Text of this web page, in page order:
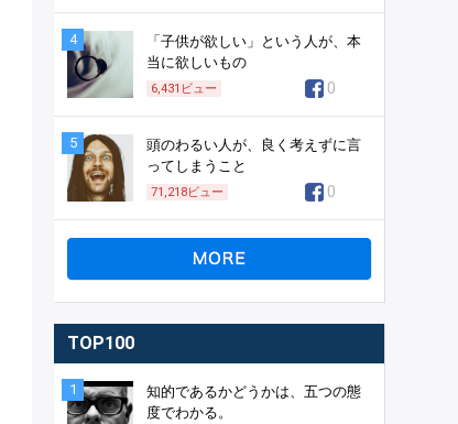
4
「子供が欲しい」という人が、本
当に欲しいもの
6,431 ビュー 0
5
頭のわるい人が、良く考えずに言
ってしまうこと
71,218ビュー 0
TOP100
1
知的であるかどうかは、五つの態
度でわかる。